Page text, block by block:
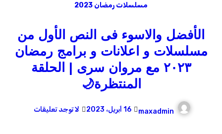
مسلسلات رمضان 2023
الأفضل والاسوء فى النص الأول من
مسلسلات و اعلانات و برامج رمضان
٢٠٢٣ مع مروان سرى | الحلقة
المنتظرة🌙
maxadmin 16 أبريل، 2023 لا توجد تعليقات